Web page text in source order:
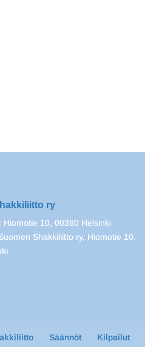
ry
Hiomotie 10, 00380 Helsinki
Shakkiliitto ry, Hiomotie 10,
Säännöt Kilpailut